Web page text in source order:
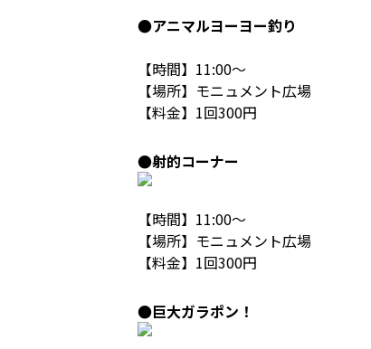
●アニマルヨーヨー釣り
【時間】11:00～
【場所】モニュメント広場
【料金】1回300円
●射的コーナー
【時間】11:00～
【場所】モニュメント広場
【料金】1回300円
●巨大ガラポン！